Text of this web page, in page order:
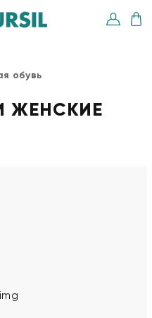
обувь
ЖЕНСКИЕ